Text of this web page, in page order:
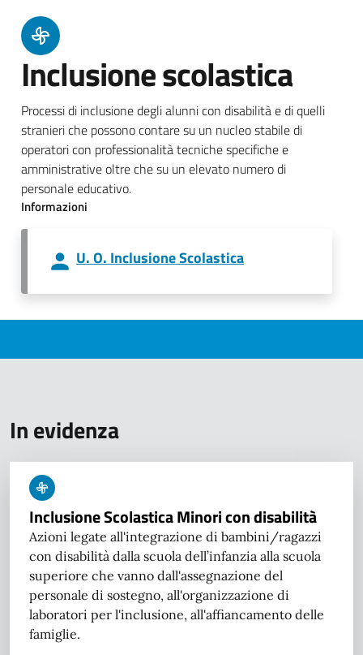
Inclusione scolastica
Processi di inclusione degli alunni con disabilità e di quelli
stranieri che possono contare su un nucleo stabile di
operatori con professionalità tecniche specifiche e
amministrative oltre che su un elevato numero di
personale educativo.
Informazioni
U. O. Inclusione Scolastica
In evidenza
Inclusione Scolastica Minori con disabilità
Azioni legate all'integrazione di bambini/ragazzi
con disabilità dalla scuola dell’infanzia alla scuola
superiore che vanno dall'assegnazione del
personale di sostegno, all'organizzazione di
laboratori per l'inclusione, all'affiancamento delle
famiglie.